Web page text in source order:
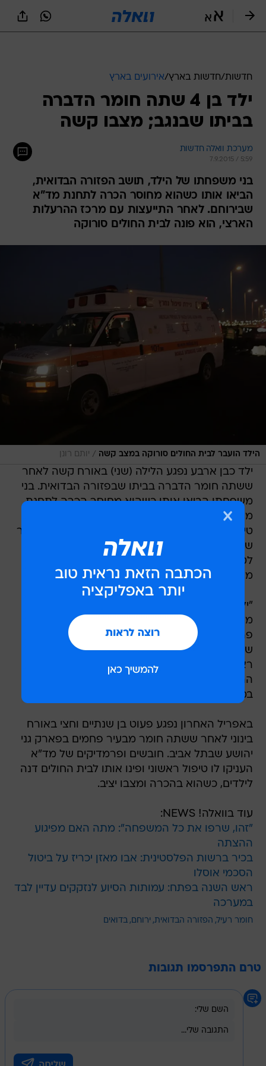
חדשות/חדשות בארץ/אירועים בארץ
ילד בן 4 שתה חומר הדברה
בביתו שבנגב; מצבו קשה
מערכת וואלה חדשות
7.9.2015 / 5:59
בני משפחתו של הילד, תושב הפזורה הבדואית,
הביאו אותו כשהוא מחוסר הכרה לתחנת מד"א
שבירוחם. לאחר התייעצות עם מרכז ההרעלות
הארצי, הוא פונה לבית החולים סורוקה
הילד הועבר לבית החולים סורוקה במצב קשה / יותם רונן
ילד כבן ארבע נפגע הלילה (שני) באורח קשה לאחר
ששתה חומר הדברה בביתו שבפזורה הבדואית. בני
משפחתו הביאו אותו כשהוא מחוסר הכרה לתחנת
מד"א שבירוחם, שם חובשים ופרמדיקים העניקו לו
טיפול רפואי ופינו אותו לבית החולים סורוקה שבבאר
שבע כשהוא מחוסר הכרה. הוא מאושפז ביחידה
לטיפול נמרץ ילדים כשהוא במצב יציב ובהכרה
מעורפלת.
"ילד כבן ארבע הובא על ידי בני משפחתו לתחנת
מד"א כשהוא מחוסר הכרה", סיפר פרדי נחמניה,
פרמדיק מד"א שטיפל בילד. "המשפחה סיפרה לנו
שהוא בלע חומר רעיל. הענקנו לו טיפול רפואי
ראשוני תוך כדי שאנחנו מתייעצים עם מרכז
ההרעלות הארצי ופינינו אותו לבית החולים סורוקה
במצב קשה".
באפריל האחרון נפגע פעוט בן שנתיים וחצי באורח
בינוני לאחר ששתה חומר מבעיר פחמים בפארק גני
יהושע שבתל אביב. חובשים ופרמדיקים של מד"א
העניקו לו טיפול ראשוני ופינו אותו לבית החולים דנה
לילדים, כשהוא בהכרה ומצבו יציב.
עוד בוואלה! NEWS:
"זהו, שרפו את כל המשפחה": מתה האם מפיגוע
ההצתה
בכיר ברשות הפלסטינית: אבו מאזן יכריז על ביטול
הסכמי אוסלו
ראש השנה בפתח: עמותות הסיוע לנזקקים עדיין לבד
במערכה
חומר רעיל הפזורה הבדואית ירוחם בדואים
טרם התפרסמו תגובות